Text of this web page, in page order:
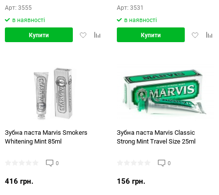
Арт: 3555
в наявності
ДодатиДодати
Купити
Арт: 3531
в наявності
Додати
Купити
Зубна паста Marvis Smokers
Whitening Mint 85ml
0
416 грн.
Зубна паста Marvis Classic
Strong Mint Travel Size 25ml
0
156 грн.